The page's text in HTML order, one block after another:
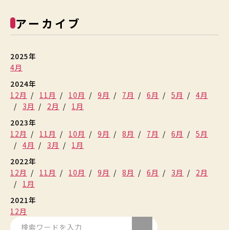
アーカイブ
2025年
4月
2024年
12月
11月 10月 9月 7月 6月 5月
4月
3月
2月
1月
2023年
12月
11月 10月 9月 8月 7月 6月
5月
4月
3月
1月
2022年
12月
11月 10月 9月 8月 6月 3月
2月
1月
2021年
12月
検索